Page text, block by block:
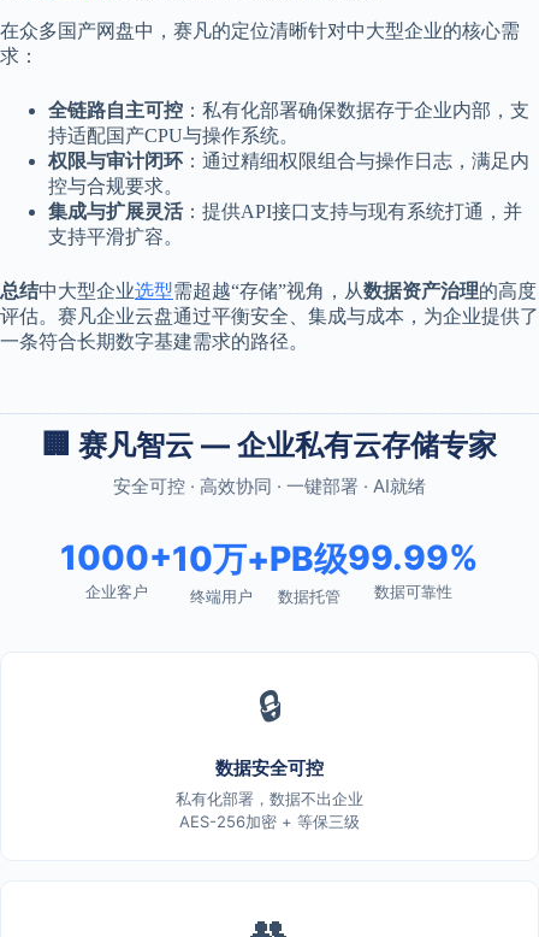
在众多国产网盘中，赛凡的定位清晰针对中大型企业的核心需
求：
全链路自主可控 ：私有化部署确保数据存于企业内部，支
持适配国产CPU与操作系统。
权限与审计闭环 ：通过精细权限组合与操作日志，满足内
控与合规要求。
集成与扩展灵活：提供API接口支持与现有系统打通，并
支持平滑扩容。
总结中大型企业选型需超越“存储”视角，从数据资产治理的高度
评估。赛凡企业云盘通过平衡安全、集成与成本，为企业提供了
一条符合长期数字基建需求的路径。
🏢 赛凡智云 — 企业私有云存储专家
安全可控 · 高效协同 · 一键部署 · AI就绪
1000+
企业客户
10万+
终端用户
PB级
数据托管
99.99%
数据可靠性
🔒
数据安全可控
私有化部署，数据不出企业
AES-256加密 + 等保三级